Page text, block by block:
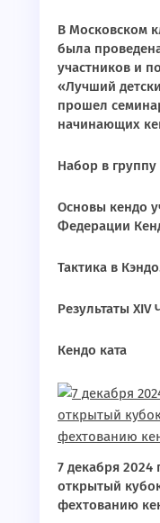
В Московском
была
участников и
«Лучший
прошел
начинающих
Набор в группу
Основы кендо
Федерации
Тактика в
Результаты
Кендо ката
7 декабря
открытый
фехтованию